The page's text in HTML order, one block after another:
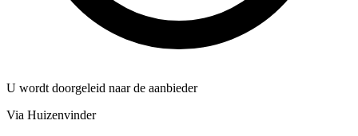
U wordt doorgeleid naar de aanbieder
Via Huizenvinder